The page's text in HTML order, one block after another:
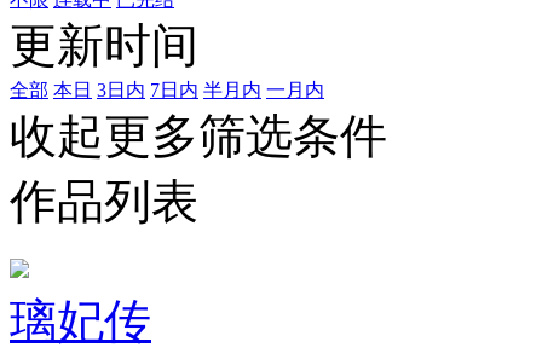
更新时间
全部 本日 3日内 7日内 半月内 一月内
收起更多筛选条件
作品列表
璃妃传